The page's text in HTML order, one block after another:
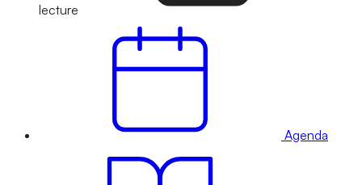
lecture
Agenda